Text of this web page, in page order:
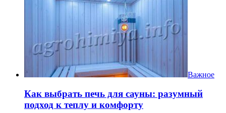
Важное
Как выбрать печь для сауны: разумный
подход к теплу и комфорту